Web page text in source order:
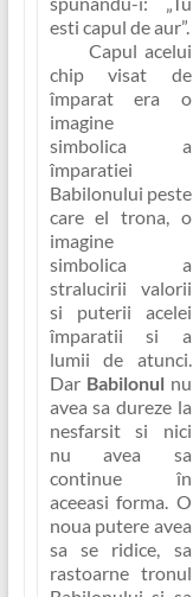
esti capul de aur”.
Capul acelui
chip visat de
împarat era o
imagine
simbolica a
împaratiei
Babilonului peste
care el trona, o
imagine
simbolica a
stralucirii valorii
si puterii acelei
împaratii si a
lumii de atunci.
Dar Babilonulnu
avea sa dureze la
nesfarsit si nici
nu avea sa
continue în
aceeasi forma. O
noua putere avea
sa se ridice, sa
rastoarne tronul